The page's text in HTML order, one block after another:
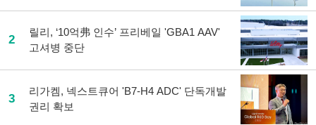
2
릴리, ‘10억弗 인수’ 프리베일 'GBA1 AAV'
고셔병 중단
3
리가켐, 넥스트큐어 'B7-H4 ADC' 단독개발
권리 확보